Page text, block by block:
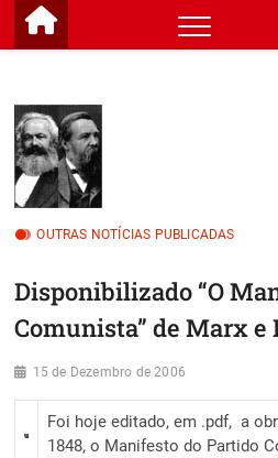
Skip
OUTRAS NOTÍCIAS PUBLICADAS
Disponibilizado “O
Comunista” de Marx e
15 de Dezembro de 2006
Foi hoje editado, em .pdf, a
1848, o Manifesto do Partido